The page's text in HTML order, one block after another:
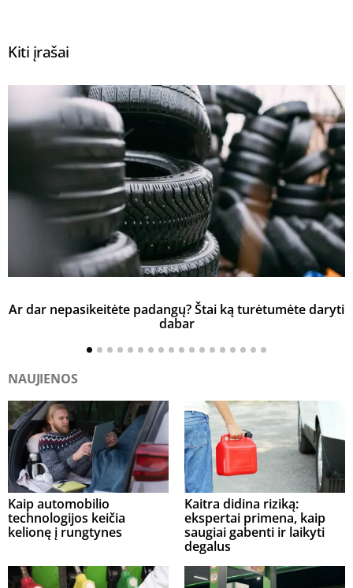
Kiti įrašai
Ar dar nepasikeitėte padangų? Štai ką turėtumėte daryti
dabar
NAUJIENOS
Kaip automobilio
technologijos keičia
kelionę į rungtynes
Kaitra didina riziką:
ekspertai primena, kaip
saugiai gabenti ir laikyti
degalus